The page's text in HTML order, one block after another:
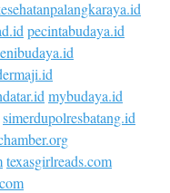
pecintabudaya.id
mybudaya.id
simerdupolresbatang.id
texasgirlreads.com